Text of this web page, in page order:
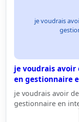
je voudrais
je voudrais avoir
en gestionnaire
je voudrais avoir
gestionnaire en